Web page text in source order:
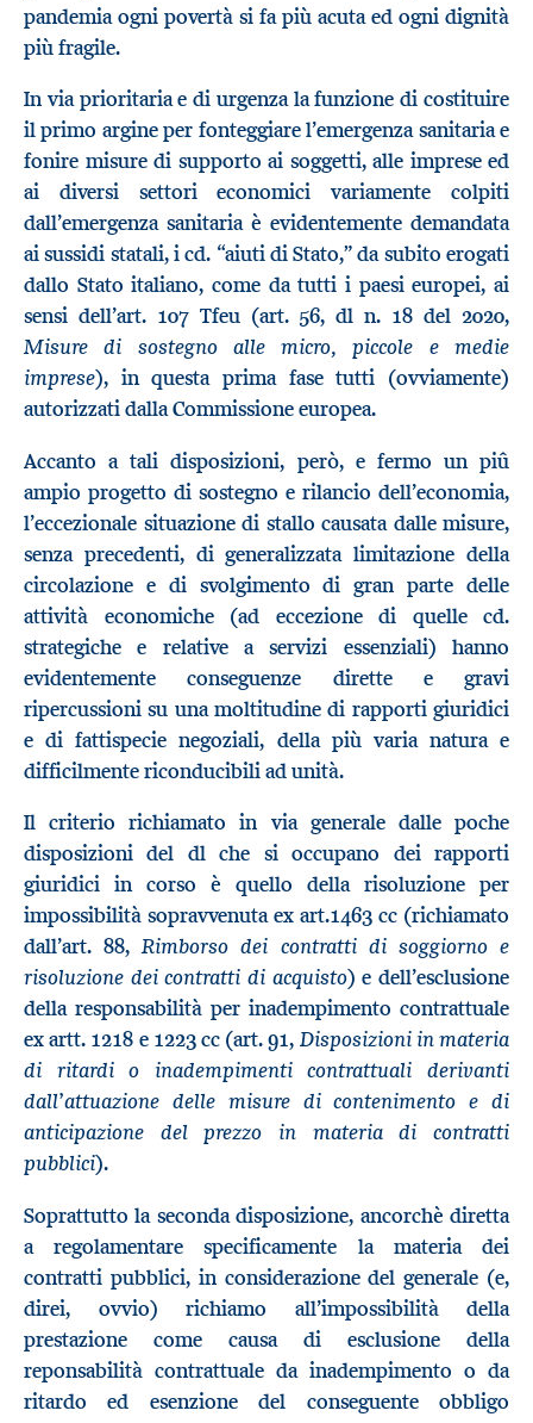
pandemia ogni povertà si fa più acuta ed ogni dignità
più fragile.
In via prioritaria e di urgenza la funzione di costituire
il primo argine per fonteggiare l’emergenza sanitaria e
fonire misure di supporto ai soggetti, alle imprese ed
ai diversi settori economici variamente colpiti
dall’emergenza sanitaria è evidentemente demandata
ai sussidi statali, i cd. “aiuti di Stato,” da subito erogati
dallo Stato italiano, come da tutti i paesi europei, ai
sensi dell’art. 107 Tfeu (art. 56, dl n. 18 del 2020,
Misure di sostegno alle micro, piccole e medie
imprese), in questa prima fase tutti (ovviamente)
autorizzati dalla Commissione europea.
Accanto a tali disposizioni, però, e fermo un piû
ampio progetto di sostegno e rilancio dell’economia,
l’eccezionale situazione di stallo causata dalle misure,
senza precedenti, di generalizzata limitazione della
circolazione e di svolgimento di gran parte delle
attività economiche (ad eccezione di quelle cd.
strategiche e relative a servizi essenziali) hanno
evidentemente conseguenze dirette e gravi
ripercussioni su una moltitudine di rapporti giuridici
e di fattispecie negoziali, della più varia natura e
difficilmente riconducibili ad unità.
Il criterio richiamato in via generale dalle poche
disposizioni del dl che si occupano dei rapporti
giuridici in corso è quello della risoluzione per
impossibilità sopravvenuta ex art.1463 cc (richiamato
dall’art. 88,Rimborso dei contratti di soggiorno e
risoluzione dei contratti di acquisto) e dell’esclusione
della responsabilità per inadempimento contrattuale
ex artt. 1218 e 1223 cc (art. 91, Disposizioni in materia
di ritardi o inadempimenti contrattuali derivanti
dall’attuazione delle misure di contenimento e di
anticipazione del prezzo in materia di contratti
pubblici).
Soprattutto la seconda disposizione, ancorchè diretta
a regolamentare specificamente la materia dei
contratti pubblici, in considerazione del generale (e,
direi, ovvio) richiamo all’impossibilità della
prestazione come causa di esclusione della
reponsabilità contrattuale da inadempimento o da
ritardo ed esenzione del conseguente obbligo